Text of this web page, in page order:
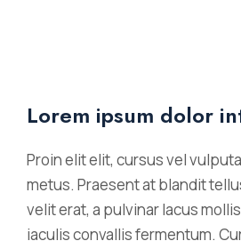
Lorem ipsum dolor
Proin elit elit, cursus vel
metus. Praesent at blandit
velit erat, a pulvinar lacus
iaculis convallis fermentum.